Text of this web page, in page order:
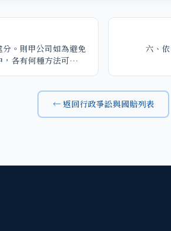
。則甲公司如為避免
各有何種方法可以請
六、
← 返回行政爭訟與國賠列表